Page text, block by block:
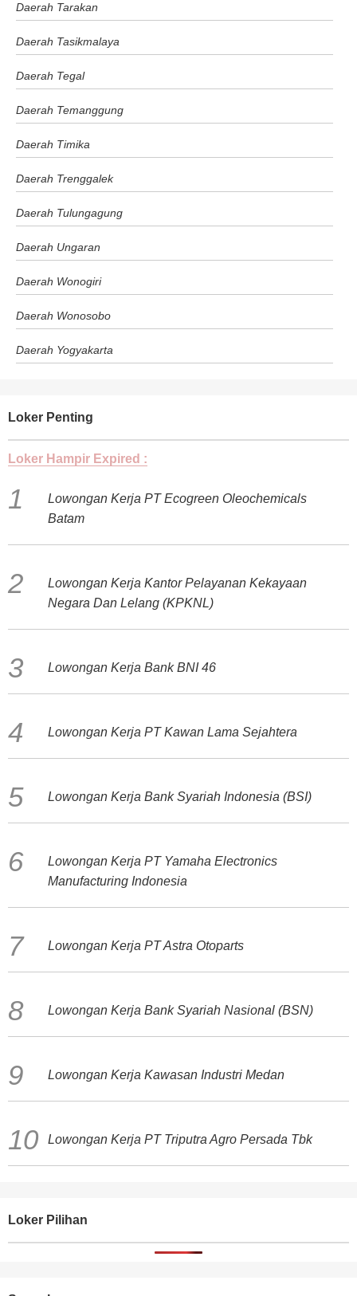
Daerah Tarakan
Daerah Tasikmalaya
Daerah Tegal
Daerah Temanggung
Daerah Timika
Daerah Trenggalek
Daerah Tulungagung
Daerah Ungaran
Daerah Wonogiri
Daerah Wonosobo
Daerah Yogyakarta
Loker Penting
Loker Hampir Expired :
Lowongan Kerja PT Ecogreen Oleochemicals
Batam
Lowongan Kerja Kantor Pelayanan Kekayaan
Negara Dan Lelang (KPKNL)
Lowongan Kerja Bank BNI 46
Lowongan Kerja PT Kawan Lama Sejahtera
Lowongan Kerja Bank Syariah Indonesia (BSI)
Lowongan Kerja PT Yamaha Electronics
Manufacturing Indonesia
Lowongan Kerja PT Astra Otoparts
Lowongan Kerja Bank Syariah Nasional (BSN)
Lowongan Kerja Kawasan Industri Medan
Lowongan Kerja PT Triputra Agro Persada Tbk
Loker Pilihan